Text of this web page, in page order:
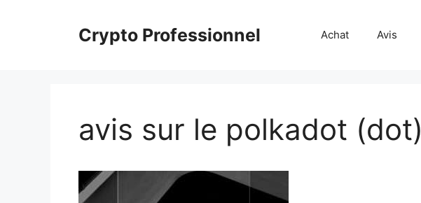
Crypto Professionnel Achat Avis
avis sur le polkadot (dot)